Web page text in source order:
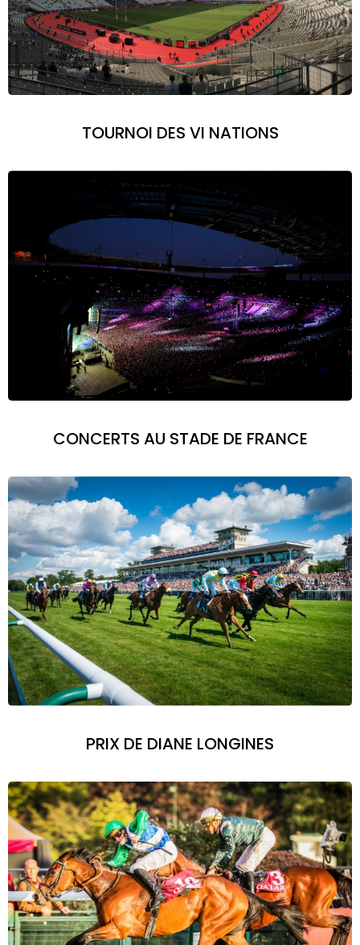
TOURNOI DES VI NATIONS
CONCERTS AU STADE DE FRANCE
PRIX DE DIANE LONGINES​